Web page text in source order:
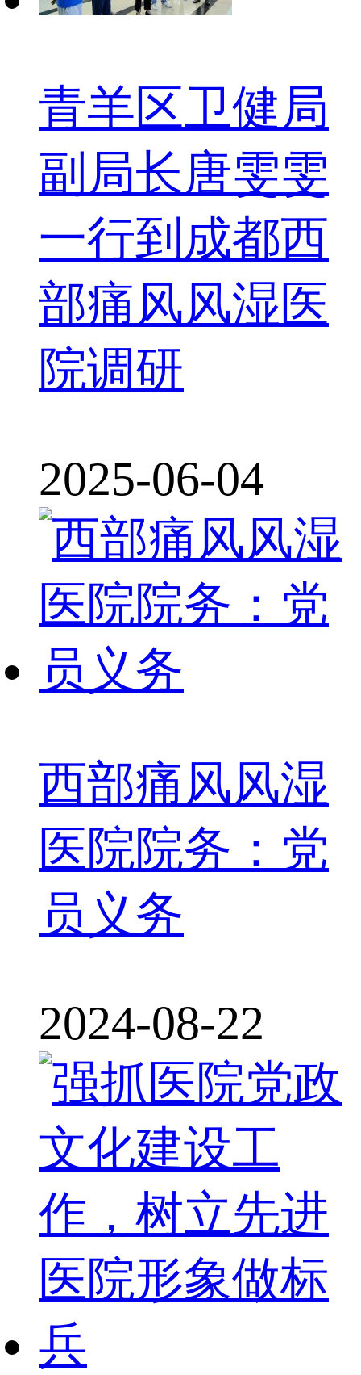
青羊区卫健局
副局长唐雯雯
一行到成都西
部痛风风湿医
院调研
2025-06-04
西部痛风风湿
医院院务：党
员义务
2024-08-22